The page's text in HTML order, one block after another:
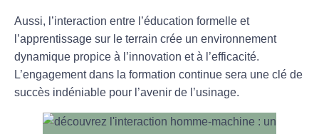
Aussi, l’interaction entre l’éducation formelle et
l’apprentissage sur le terrain crée un environnement
dynamique propice à l’innovation et à l’efficacité.
L’engagement dans la formation continue sera une clé de
succès indéniable pour l’avenir de l’usinage.